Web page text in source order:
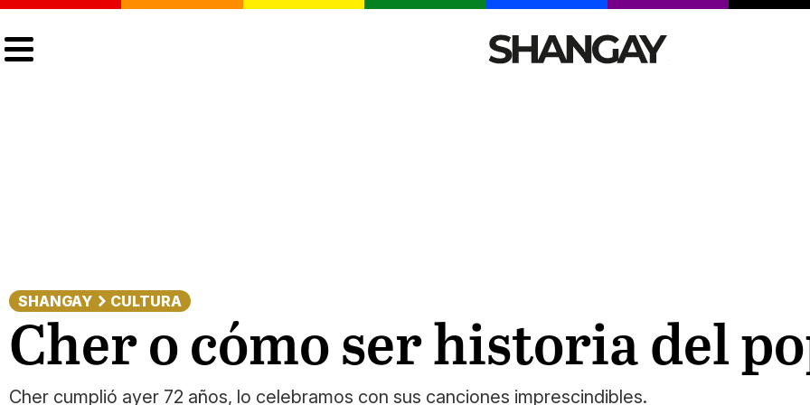
SHANGAY CULTURA
Cher o cómo ser historia del
Cher cumplió ayer 72 años, lo celebramos con sus canciones imprescindibles.